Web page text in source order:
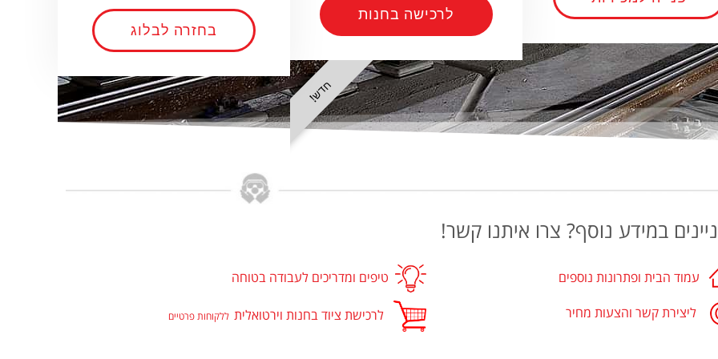
לרכישה בחנות
חדש!
בחזרה לבלוג
במידע נוסף? צרו איתנו קשר!
עמוד הבית ופתרונות נוספים
ליצירת קשר והצעות מחיר
טיפים ומדריכים לעבודה בטוחה
לרכישת ציוד בחנות וירטואלית ללקוחות פרטיים